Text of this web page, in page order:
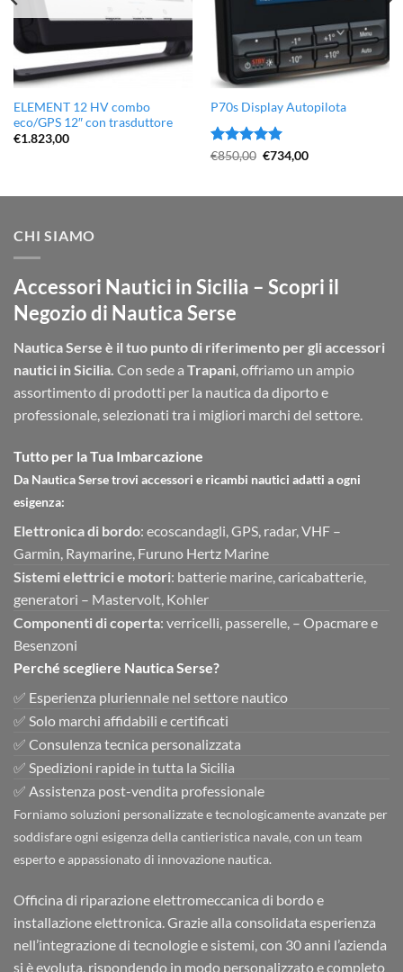
ELEMENT 12 HV combo
eco/GPS 12″ con trasduttore
€1.823,00
P70s Display Autopilota
Valutato5
€850,00 Il
prezzo
€734,00Il
CHI SIAMO
Accessori Nautici in Sicilia – Scopri il
Negozio di Nautica Serse
Nautica Serse è il tuo punto di riferimento per gli accessori
nautici in Sicilia. Con sede a Trapani, offriamo un ampio
assortimento di prodotti per la nautica da diporto e
professionale, selezionati tra i migliori marchi del settore.
Tutto per la Tua Imbarcazione
Da Nautica Serse trovi accessori e ricambi nautici adatti a ogni
esigenza:
Elettronica di bordo: ecoscandagli, GPS, radar, VHF –
Garmin, Raymarine, Furuno Hertz Marine
Sistemi elettrici e motori: batterie marine, caricabatterie,
generatori – Mastervolt, Kohler
Componenti di coperta: verricelli, passerelle, – Opacmare e
Besenzoni
Perché scegliere Nautica Serse?
✅ Esperienza pluriennale nel settore nautico
✅ Solo marchi affidabili e certificati
✅ Consulenza tecnica personalizzata
✅ Spedizioni rapide in tutta la Sicilia
✅ Assistenza post-vendita professionale
Forniamo soluzioni personalizzate e tecnologicamente avanzate per
soddisfare ogni esigenza della cantieristica navale, con un team
esperto e appassionato di innovazione nautica.
Officina di riparazione elettromeccanica di bordo e
installazione elettronica. Grazie alla consolidata esperienza
nell’integrazione di tecnologie e sistemi, con 30 anni l’azienda
si è evoluta, rispondendo in modo personalizzato e completo